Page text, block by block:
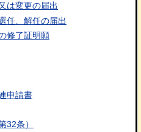
は変更の届出
任、解任の届出
修了証明願
申請書
32条）